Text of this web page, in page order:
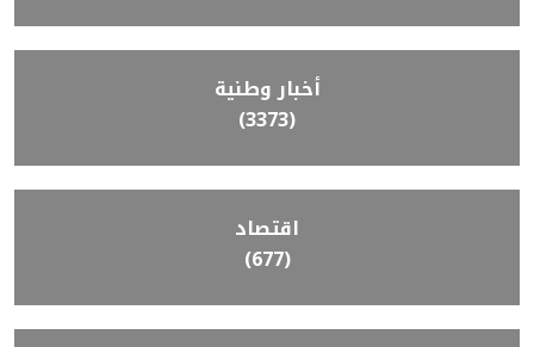
أخبار وطنية
(3373)
اقتصاد
(677)